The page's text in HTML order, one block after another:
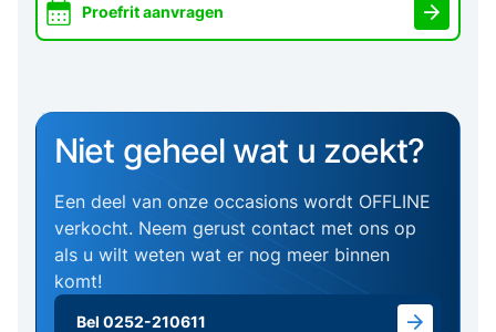
Proefrit aanvragen
Niet geheel wat u zoekt?
Een deel van onze occasions wordt OFFLINE
verkocht. Neem gerust contact met ons op
als u wilt weten wat er nog meer binnen
komt!
Bel 0252-210611